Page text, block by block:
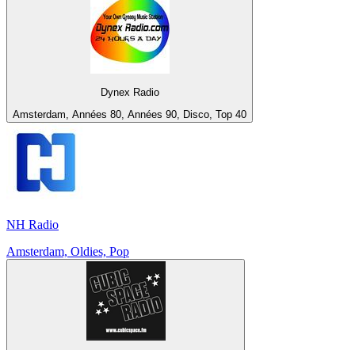
Dynex Radio
Amsterdam, Années 80, Années 90, Disco, Top 40
NH Radio
Amsterdam, Oldies, Pop